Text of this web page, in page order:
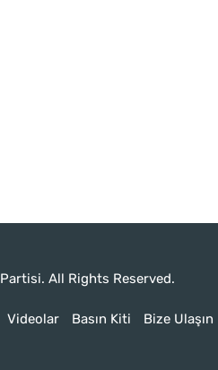
All Rights Reserved.
Videolar Basın Kiti Bize Ulaşın